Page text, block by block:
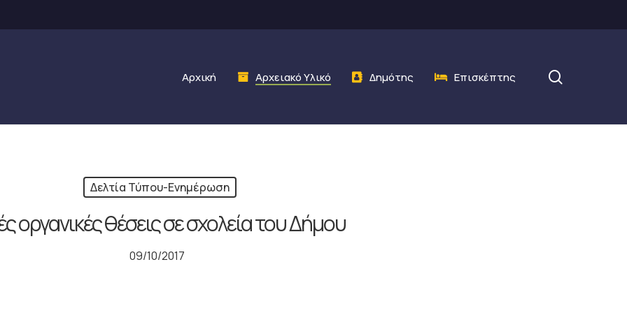
Αρχική Αρχειακό Υλικό Δημότης Επισκέπτης
Δελτία Τύπου-Ενημέρωση
οργανικές θέσεις σε σχολεία του Δήμου
09/10/2017